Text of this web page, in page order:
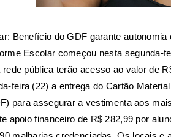
Benefício do GDF garante
Escolar começou nesta segunda-
pública terão acesso ao valor de
feira (22) a entrega do Cartão
para assegurar a vestimenta aos
apoio financeiro de R$ 282,99 por